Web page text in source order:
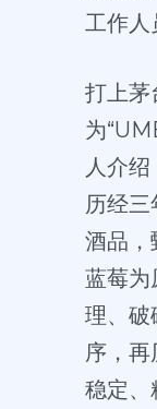
工作人
打上茅
为
人介
历经
酒品，
蓝莓为
理、破
序，
稳定、